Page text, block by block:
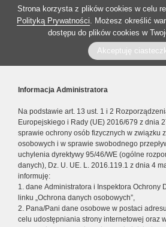
Strona korzysta z plików cookies w celu
Polityką Prywatności. Możesz określić
dostępu do plików cookies w
Akceptuję
Informacja Administratora
Na podstawie art. 13 ust. 1 i 2
Europejskiego i Rady (UE) 2016/679 z dnia
sprawie ochrony osób fizycznych w związku
osobowych i w sprawie swobodnego
uchylenia dyrektywy 95/46/WE (ogólne
danych), Dz. U. UE. L. 2016.119.1 z dnia 4
informuję:
1. dane Administratora i Inspektora Ochrony
linku „Ochrona danych osobowych”,
2. Pana/Pani dane osobowe w postaci
celu udostępniania strony internetowej oraz